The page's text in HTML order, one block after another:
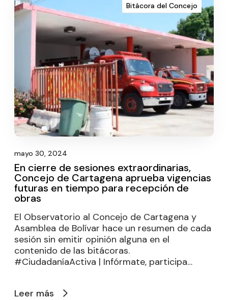
Bitácora del Concejo
mayo 30, 2024
En cierre de sesiones extraordinarias,
Concejo de Cartagena aprueba vigencias
futuras en tiempo para recepción de
obras
El Observatorio al Concejo de Cartagena y
Asamblea de Bolívar hace un resumen de cada
sesión sin emitir opinión alguna en el
contenido de las bitácoras.
#CiudadaníaActiva | Infórmate, participa…
Leer más